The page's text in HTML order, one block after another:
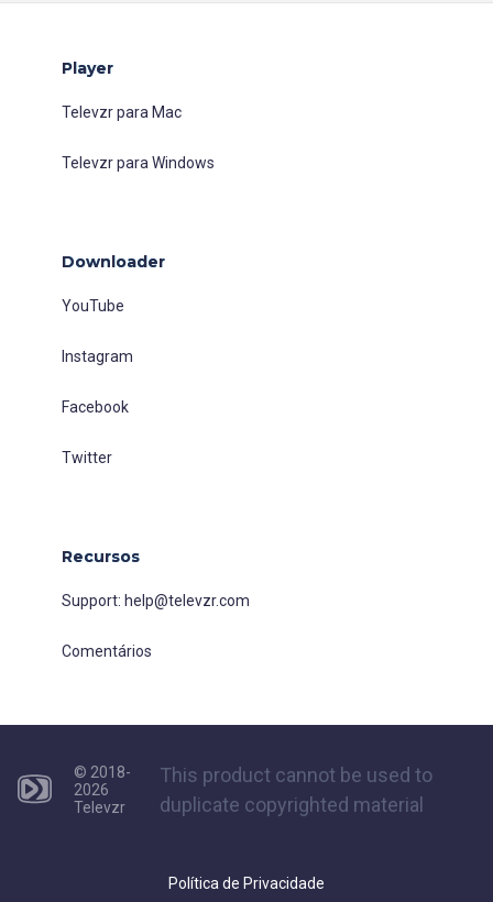
Player
Televzr para Mac
Televzr para Windows
Downloader
YouTube
Instagram
Facebook
Twitter
Recursos
Support: help@televzr.com
Comentários
© 2018-
2026
Televzr
This product cannot be used to
duplicate copyrighted material
Política de Privacidade